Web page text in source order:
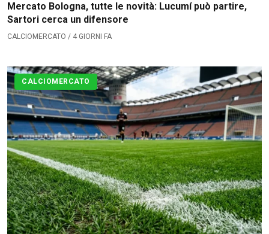
Mercato Bologna, tutte le novità: Lucumí può partire,
Sartori cerca un difensore
CALCIOMERCATO / 4 GIORNI FA
CALCIOMERCATO